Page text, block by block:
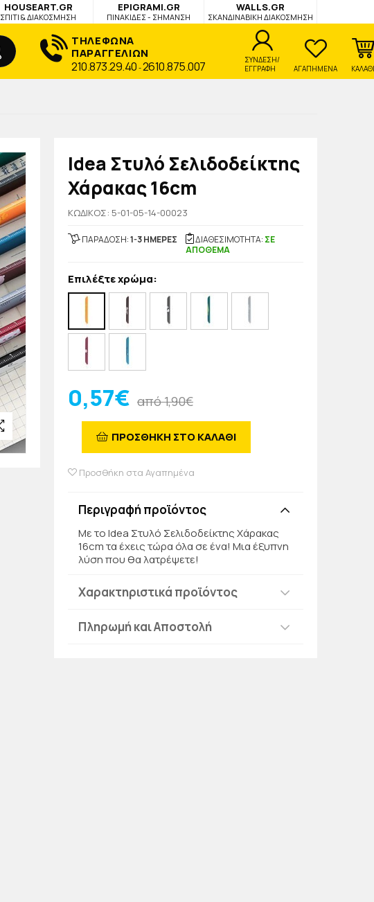
HOUSEART.GR
ΣΠΙΤΙ & ΔΙΑΚΟΣΜΗΣΗ
EPIGRAMI.GR
ΠΙΝΑΚΙΔΕΣ - ΣΗΜΑΝΣΗ
WALLS.GR
ΣΚΑΝΔΙΝΑΒΙΚΗ ΔΙΑΚΟΣΜΗΣΗ
ΤΗΛΕΦΩΝΑ
ΠΑΡΑΓΓΕΛΙΩΝ
210.873.29.40 -2610.875.007
ΣΥΝΔΕΣΗ/
ΕΓΓΡΑΦΗ
ΑΓΑΠΗΜΕΝΑ
Idea Στυλό Σελιδοδείκτης
Χάρακας 16cm
KΩΔΙΚΟΣ: 5-01-05-14-00023
ΠΑΡΑΔΟΣΗ:1-3 ΗΜΕΡΕΣ ΔΙΑΘΕΣΙΜΟΤΗΤΑ: ΣΕ
ΑΠΟΘΕΜΑ
Επιλέξτε χρώμα:
0,57€ από 1,90€
ΠΡΟΣΘΗΚΗ ΣΤΟ ΚΑΛΑΘΙ
Προσθήκη στα Αγαπημένα
Περιγραφή προϊόντος
Με το Idea Στυλό Σελιδοδείκτης Χάρακας
16cm τα έχεις τώρα όλα σε ένα! Μια έξυπνη
λύση που θα λατρέψετε!
Χαρακτηριστικά προϊόντος
Πληρωμή και Αποστολή